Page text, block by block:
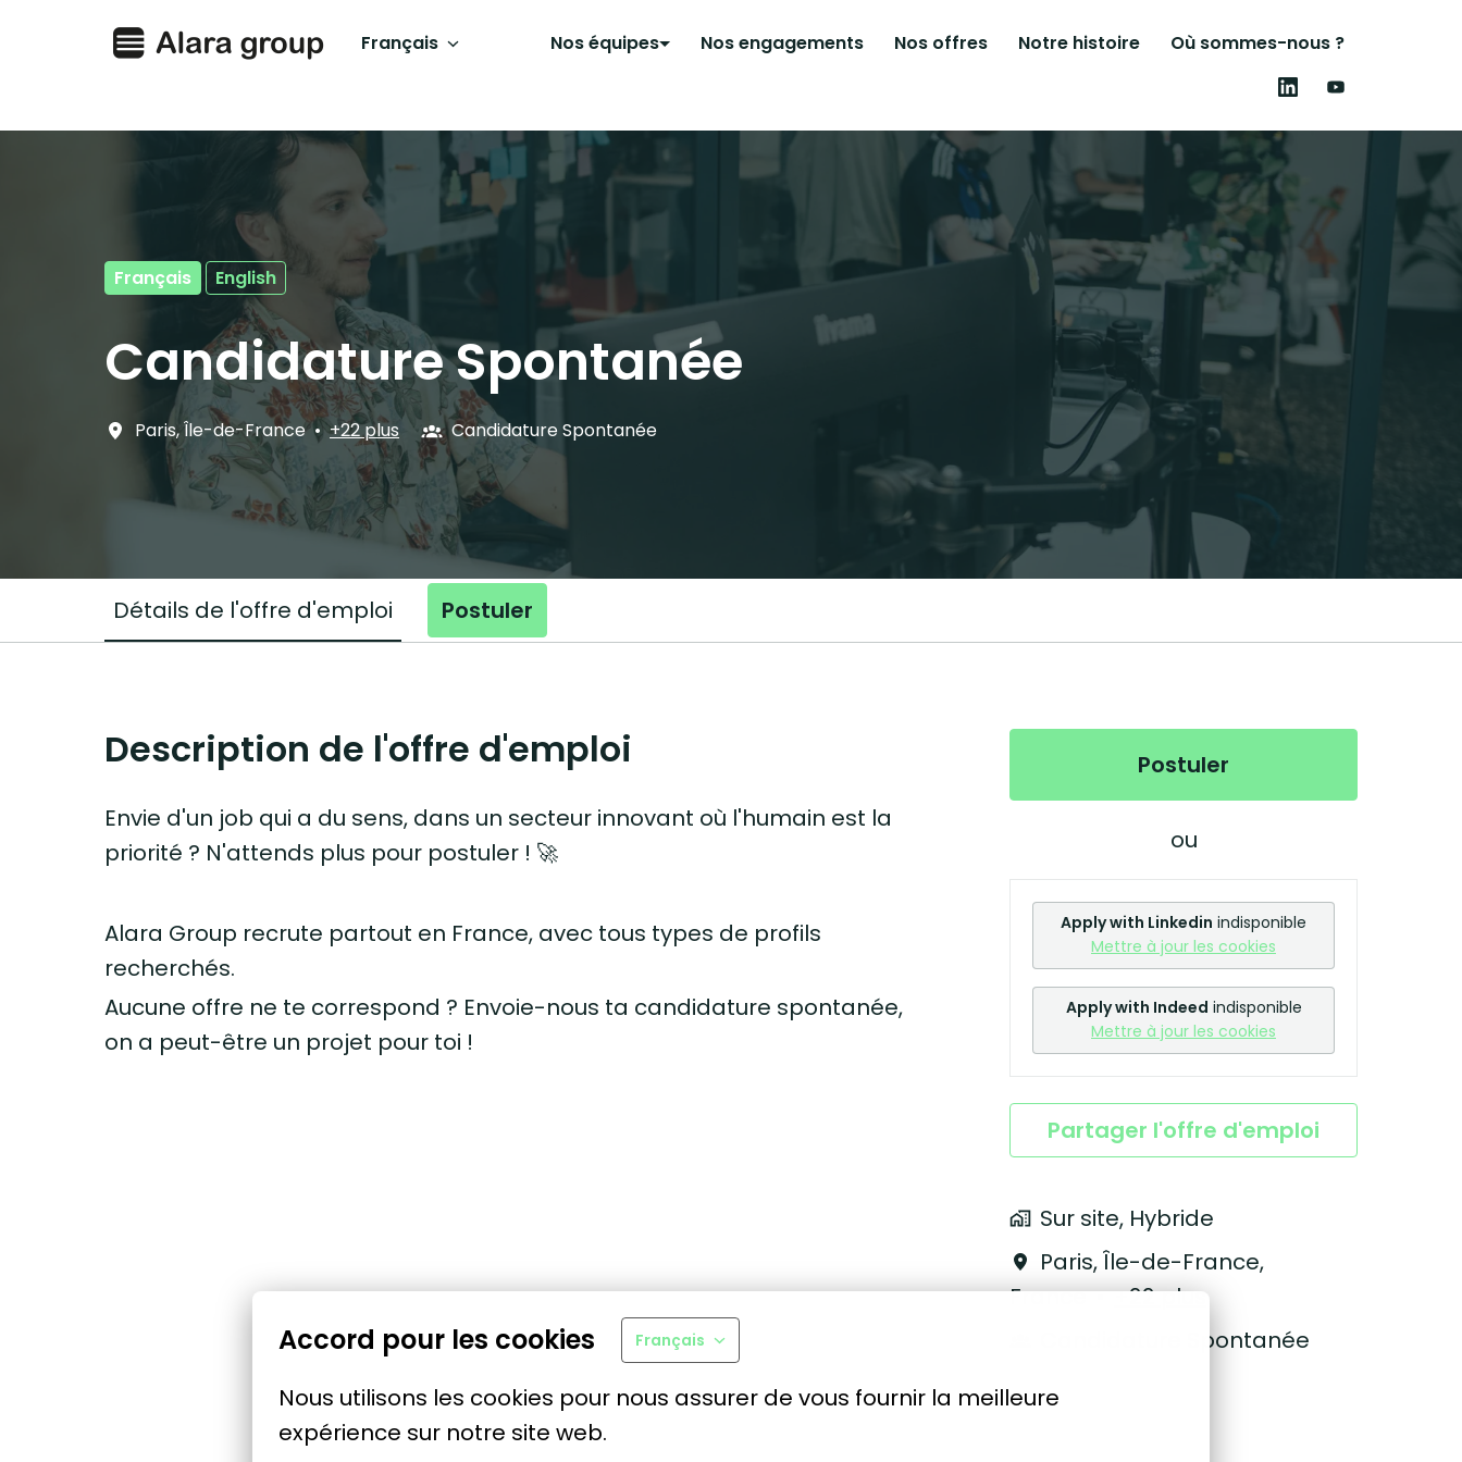
Accord pour les cookies Français
Nous utilisons les cookies pour nous assurer de vous fournir la meilleure
expérience sur notre site web.
Page d'accueil Français Nos équipes Nos engagements Nos offres Notre histoire Où sommes-nous ?
Français English
Candidature Spontanée
Paris,Île-de-France • +22 plus Candidature Spontanée
Détails de l'offre d'emploi Postuler
Description de l'offre d'emploi
Envie d'un job qui a du sens, dans un secteur innovant où l'humain est la
priorité ? N'attends plus pour postuler ! 🚀
Alara Group recrute partout en France, avec tous types de profils
recherchés.
Aucune offre ne te correspond ? Envoie-nous ta candidature spontanée,
on a peut-être un projet pour toi !
Postuler
ou
Apply with Linkedin indisponible
Mettre à jour les cookies
Apply with Indeed indisponible
Mettre à jour les cookies
Partager l'offre d'emploi
Sur site, Hybride
Paris,Île-de-France,
France • +22 plus
Candidature Spontanée